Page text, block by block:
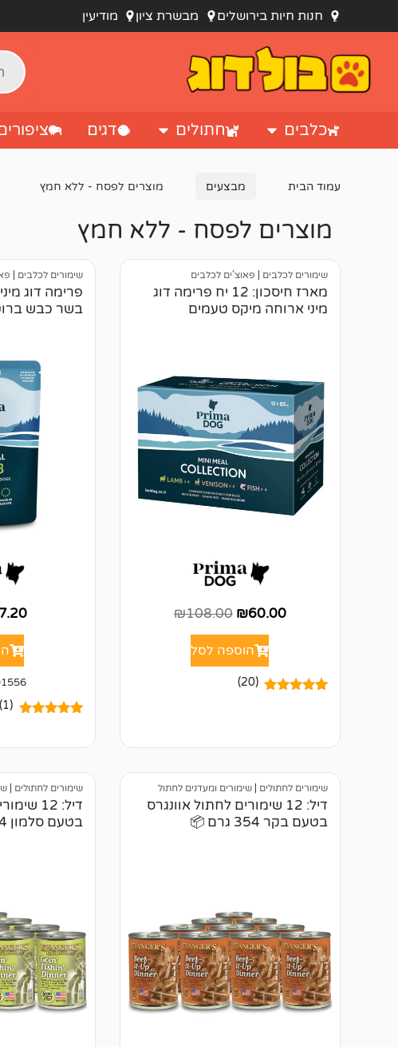
חנות חיות בירושלים מבשרת ציון מודיעין
כלבים חתולים דגים
עמוד הבית מבצעים מוצרים לפסח - ללא חמץ
מוצרים לפסח - ללא חמץ
שימורים לכלבים פאוצ'ים לכלבים
מארז חיסכון: 12 יח פרימה דוג
מיני ארוחה מיקס טעמים
₪60.00
₪108.00
הוספה לסל
לקוחות
(20)
שימורים לכלבים
פרימה דוג
בשר כבש ברוטב 85
7.20
מבוסס על
לקוחות
(1)
שימורים לחתולים | שימורים ומעדנים לחתול
דיל: 12 שימורים לחתול אוונגרס
בטעם בקר 354 גרם 📦
שימורים לחתולים |
דיל: 12
בטעם סלמון 354 גרם 📦